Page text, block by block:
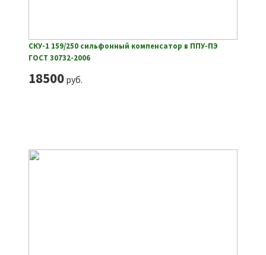
СКУ-1 159/250 сильфонный компенсатор в ППУ-ПЭ
ГОСТ 30732-2006
18500руб.